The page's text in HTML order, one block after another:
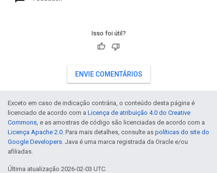
Isso foi útil?
ENVIE COMENTÁRIOS
Exceto em caso de indicação contrária, o conteúdo desta página é
licenciado de acordo com a Licença de atribuição 4.0 do Creative
Commons , e as amostras de código são licenciadas de acordo com a
Licença Apache 2.0 . Para mais detalhes, consulte as políticas do site do
Google Developers . Java é uma marca registrada da Oracle e/ou
afiliadas.
Última atualização 2026-02-03 UTC.